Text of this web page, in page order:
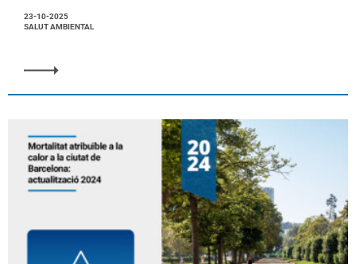
23-10-2025
SALUT AMBIENTAL